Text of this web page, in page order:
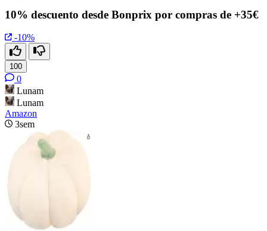
10% descuento desde Bonprix por compras de +35€
-10%
100
0
Lunam
Lunam
Amazon
3sem